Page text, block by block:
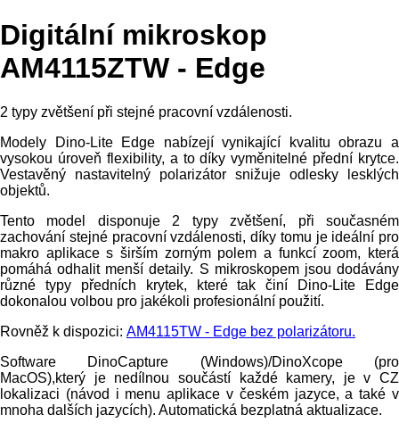
Digitální mikroskop
AM4115ZTW - Edge
2 typy zvětšení při stejné pracovní vzdálenosti.
Modely Dino-Lite Edge nabízejí vynikající kvalitu obrazu a
vysokou úroveň flexibility, a to díky vyměnitelné přední krytce.
Vestavěný nastavitelný polarizátor snižuje odlesky lesklých
objektů.
Tento model disponuje 2 typy zvětšení, při současném
zachování stejné pracovní vzdálenosti, díky tomu je ideální pro
makro aplikace s širším zorným polem a funkcí zoom, která
pomáhá odhalit menší detaily. S mikroskopem jsou dodávány
různé typy předních krytek, které tak činí Dino-Lite Edge
dokonalou volbou pro jakékoli profesionální použití.
Rovněž k dispozici: AM4115TW - Edge bez polarizátoru.
Software DinoCapture (Windows)/DinoXcope (pro
MacOS),který je nedílnou součástí každé kamery, je v CZ
lokalizaci (návod i menu aplikace v českém jazyce, a také v
mnoha dalších jazycích). Automatická bezplatná aktualizace.